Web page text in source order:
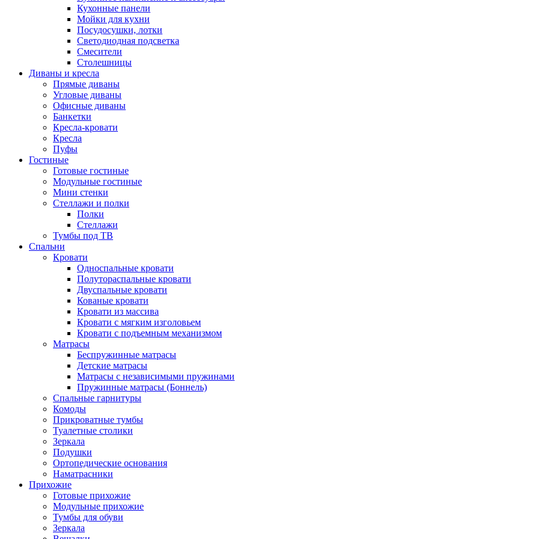
Кухонные панели
Мойки для кухни
Посудосушки, лотки
Светодиодная подсветка
Смесители
Столешницы
Диваны и кресла
Прямые диваны
Угловые диваны
Офисные диваны
Банкетки
Кресла-кровати
Кресла
Пуфы
Гостиные
Готовые гостиные
Модульные гостиные
Мини стенки
Стеллажи и полки
Полки
Стеллажи
Тумбы под ТВ
Спальни
Кровати
Односпальные кровати
Полутораспальные кровати
Двуспальные кровати
Кованые кровати
Кровати из массива
Кровати с мягким изголовьем
Кровати с подъемным механизмом
Матрасы
Беспружинные матрасы
Детские матрасы
Матрасы с независимыми пружинами
Пружинные матрасы (Боннель)
Спальные гарнитуры
Комоды
Прикроватные тумбы
Туалетные столики
Зеркала
Подушки
Ортопедические основания
Наматрасники
Прихожие
Готовые прихожие
Модульные прихожие
Тумбы для обуви
Зеркала